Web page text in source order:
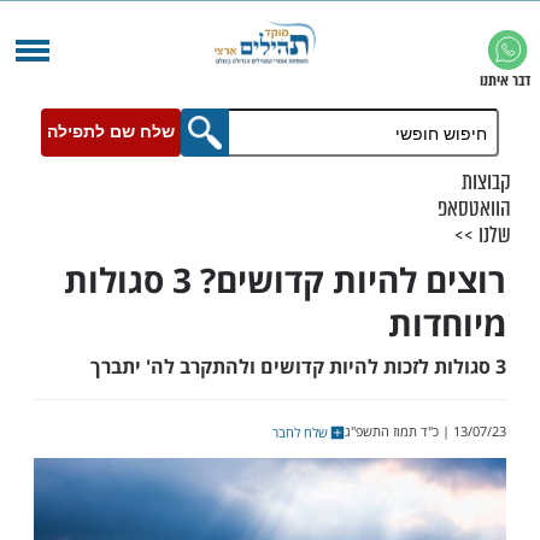
שלח שם לתפילה
רוצים להיות קדושים? 3 סגולות